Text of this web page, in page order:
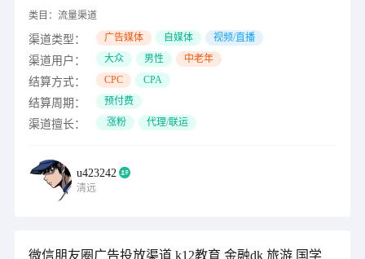
类目： 流量渠道
渠道类型： 广告媒体 自媒体 视频/直播
渠道用户： 大众 男性 中老年
结算方式： CPC CPA
结算周期： 预付费
渠道擅长： 涨粉 代理/联运
u423242
清远
微信朋友圈广告投放渠道 k12教育 金融dk 旅游 国学